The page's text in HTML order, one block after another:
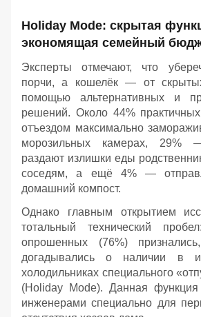
Holiday Mode: скрытая
экономящая семейный
Эксперты отмечают, что
порчи, а кошелёк — от
помощью альтернативных и
решений. Около 44%
отъездом максимально
морозильных камерах, 29%
раздают излишки еды
соседям, а ещё 4% —
домашний компост.
Однако главным открытием
тотальный технический
опрошенных (76%)
догадывались о наличии в
холодильниках специального
(Holiday Mode). Данная функция
инженерами специально для